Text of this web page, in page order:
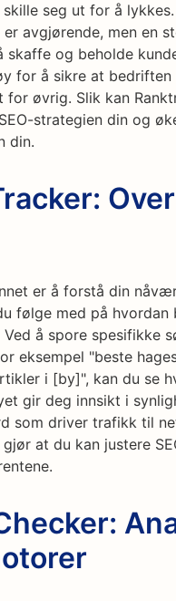
seg ut for å
er avgjørende, men en
skaffe og beholde
for å sikre at
for øvrig. Slik kan
strategien din og
din.
er å forstå din
følge med på
Ved å spore spesifikke
eksempel "beste
i [by]", kan du se
gir deg innsikt i
som driver trafikk til
gjør at du kan justere